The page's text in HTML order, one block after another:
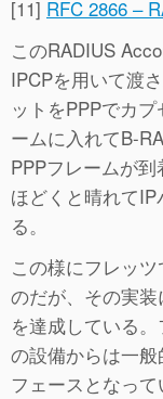
[11] RFC 2866 –
このRADIUS
IPCPを用いて渡
ットをPPPでカ
ームに入れてB-
PPPフレームが
ほどくと晴れて
る。
この様にフレッ
のだが、その実
を達成している
の設備からは一
フェースとなって